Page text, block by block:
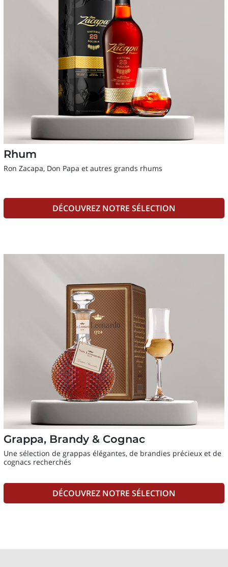
Rhum
Ron Zacapa, Don Papa et autres grands rhums
DÉCOUVREZ NOTRE SÉLECTION
Grappa, Brandy & Cognac
Une sélection de grappas élégantes, de brandies précieux et de
cognacs recherchés
DÉCOUVREZ NOTRE SÉLECTION